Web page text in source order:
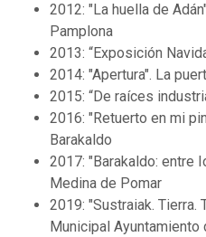
2012: "La huella de
Pamplona
2013: “Exposición
2014: "Apertura". La
2015: “De raíces
2016: "Retuerto en mi
Barakaldo
2017: "Barakaldo: entre
Medina de Pomar
2019: "Sustraiak. Tierra.
Municipal Ayuntamiento